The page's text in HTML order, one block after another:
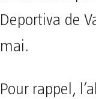
Deportiva de
mai.
Pour rappel,